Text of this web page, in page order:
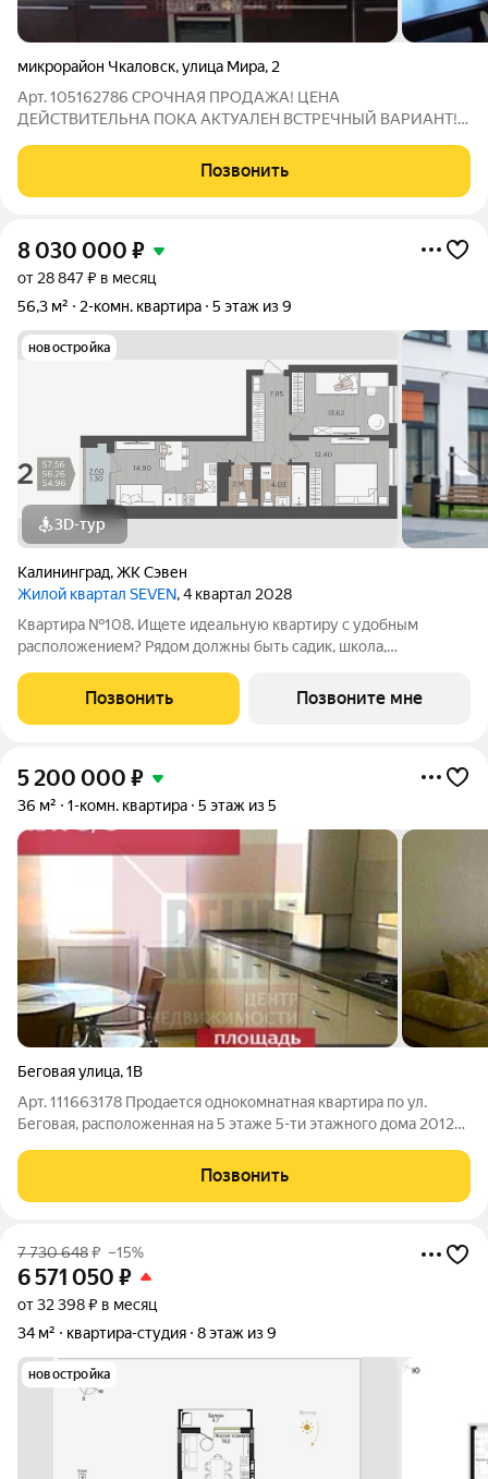
микрорайон Чкаловск,улица Мира, 2
Арт. 105162786 СРОЧНАЯ ПРОДАЖА! ЦЕНА
ДЕЙСТВИТЕЛЬНА ПОКА АКТУАЛЕН ВСТРЕЧНЫЙ ВАРИАНТ!
расположенная в микрорайоне Чкаловск, на улице Мира.
Квартира расположена на 5 этаже пятиэтажного кирпичного
Позвонить
8 030 000 ₽
от 28 847 ₽ в месяц
56,3 м²
2-комн. квартира 5 этаж из 9
новостройка
3D-тур
Калининград,ЖК Сэвен
Жилой квартал SEVEN, 4 квартал 2028
Квартира №108. Ищете идеальную квартиру с удобным
расположением? Рядом должны быть садик, школа,
этажных домов - Современные и
Позвонить Позвоните мне
5 200 000 ₽
36 м² 1-комн. квартира 5 этаж из 5
Беговая улица,1В
Арт. 111663178 Продается однокомнатная квартира по ул.
Беговая, расположенная на 5 этаже 5-ти этажного дома 2012
Калининграда. Общая площадь квартиры 36 кв. м, просторная
комната 16 кв. м. с выходом на
Позвонить
7 730 648₽ –15%
6 571 050 ₽
от 32 398 ₽ в месяц
34 м²
квартира-студия 8 этаж из 9
новостройка